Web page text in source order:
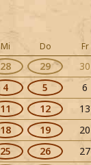
Mi Do Fr
28 29 30
4 5 6
11 12 13
18 19 20
25 26 27